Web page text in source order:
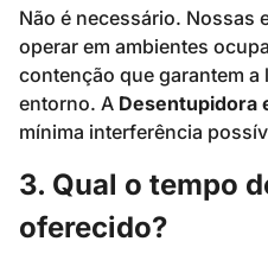
Não é necessário. Nossas
operar em ambientes
contenção que garantem a
entorno. A Desentupidora
mínima interferência
3. Qual o tempo
oferecido?